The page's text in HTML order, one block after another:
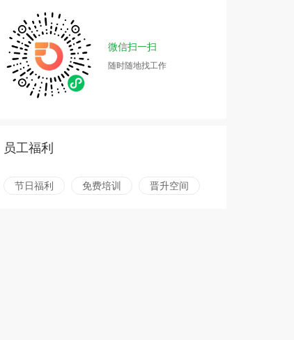
微信扫一扫
随时随地找工作
员工福利
节日福利 免费培训 晋升空间